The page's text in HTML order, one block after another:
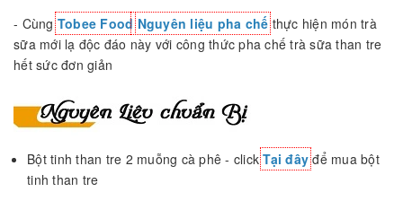
- CùngTobee FoodNguyên liệu pha chế thực hiện món trà
sữa mới lạ độc đáo này với công thức pha chế trà sữa than tre
hết sức đơn giản
Bột tinh than tre 2 muỗng cà phê - clickTại đây để mua bột
tinh than tre